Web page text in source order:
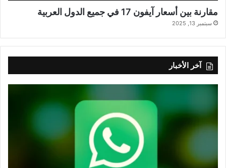
مقارنة بين أسعار آيفون 17 في جميع الدول العربية
سبتمبر 13, 2025
آخر الأخبار